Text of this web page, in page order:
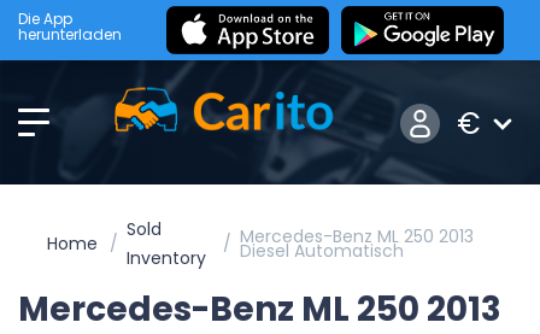
Die App
herunterladen
€
Home
Sold
Inventory
Mercedes-Benz ML 250 2013
Diesel Automatisch
Mercedes-Benz ML 250 2013